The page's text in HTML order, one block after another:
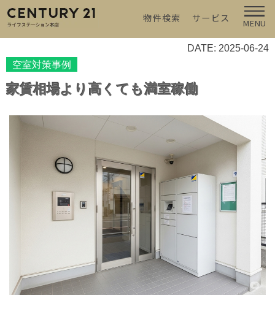
物件検索 サービス MENU
DATE: 2025-06-24
空室対策事例
家賃相場より高くても満室稼働